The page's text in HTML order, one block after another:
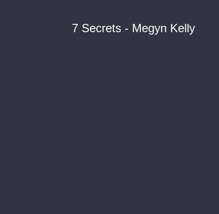
7 Secrets - Megyn Kelly